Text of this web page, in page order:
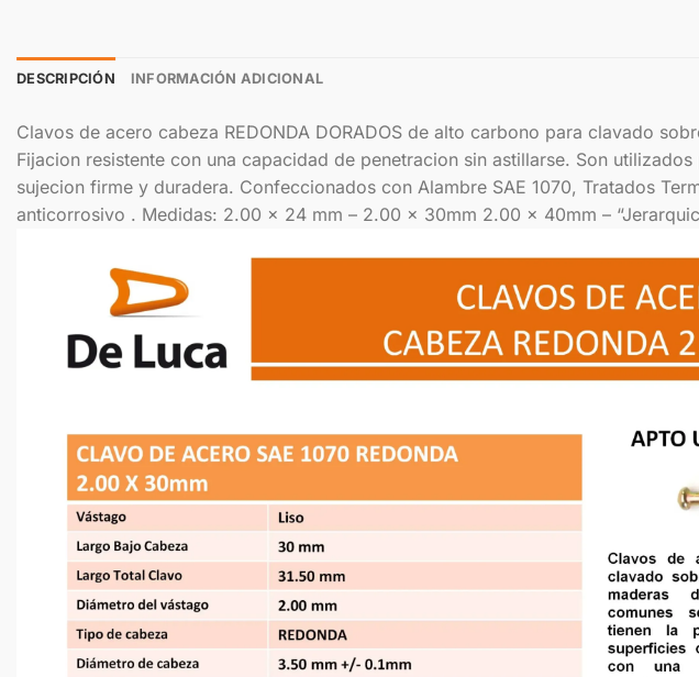
DESCRIPCIÓN INFORMACIÓN ADICIONAL
Clavos de acero cabeza REDONDA DORADOS de alto carbono para clavado
Fijacion resistente con una capacidad de penetracion sin astillarse. Son
sujecion firme y duradera. Confeccionados con Alambre SAE 1070, Tratados
anticorrosivo . Medidas: 2.00 x 24 mm – 2.00 x 30mm 2.00 x 40mm –